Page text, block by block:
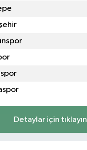
Detaylar için tıklayın